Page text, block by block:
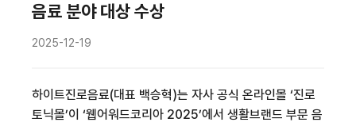
음료 분야 대상 수상
2025-12-19
하이트진로음료(대표 백승혁)는 자사 공식 온라인몰 ‘진로
토닉몰’이 ‘웹어워드코리아 2025’에서 생활브랜드 부문 음